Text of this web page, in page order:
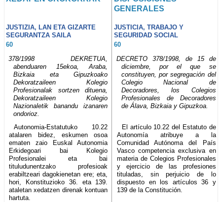
GENERALES
JUSTIZIA, LAN ETA GIZARTE
SEGURANTZA SAILA
JUSTICIA, TRABAJO Y
SEGURIDAD SOCIAL
60
60
378/1998 DEKRETUA,
abenduaren 15ekoa, Araba,
Bizkaia eta Gipuzkoako
Dekoratzaileen Kolegio
Profesionalak sortzen dituena,
Dekoratzaileen Kolegio
Nazionaletik banandu izanaren
ondorioz.
DECRETO 378/1998, de 15 de
diciembre, por el que se
constituyen, por segregación del
Colegio Nacional de
Decoradores, los Colegios
Profesionales de Decoradores
de Álava, Bizkaia y Gipuzkoa.
Autonomia-Estatutuko 10.22
atalaren bidez, eskumen osoa
ematen zaio Euskal Autonomia
Erkidegoari bai Kolegio
Profesionalei eta bai
tituludunentzako profesioak
erabiltzeari dagokienetan ere; eta,
hori, Konstituzioko 36. eta 139.
ataletan xedatzen direnak kontuan
hartuta.
El artículo 10.22 del Estatuto de
Autonomía atribuye a la
Comunidad Autónoma del País
Vasco competencia exclusiva en
materia de Colegios Profesionales
y ejercicio de las profesiones
tituladas, sin perjuicio de lo
dispuesto en los artículos 36 y
139 de la Constitución.